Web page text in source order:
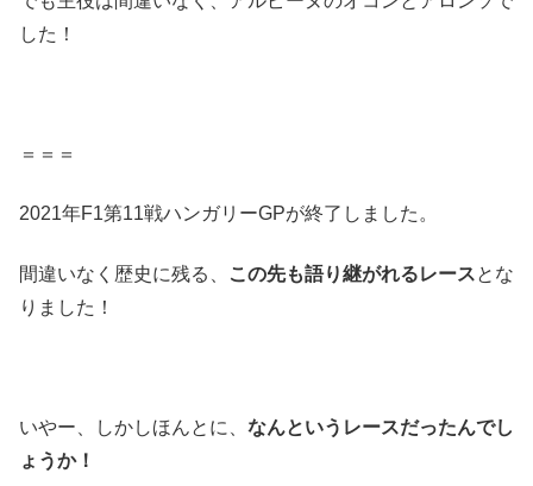
した！
＝＝＝
2021年F1第11戦ハンガリーGPが終了しました。
間違いなく歴史に残る、 この先も語り継がれるレースとな
りました！
いやー、しかしほんとに、 なんというレースだったんでし
ょうか！